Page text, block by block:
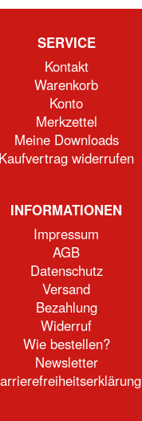
SERVICE
Kontakt
Warenkorb
Konto
Merkzettel
Meine Downloads
Kaufvertrag widerrufen
INFORMATIONEN
Impressum
AGB
Datenschutz
Versand
Bezahlung
Widerruf
Wie bestellen?
Newsletter